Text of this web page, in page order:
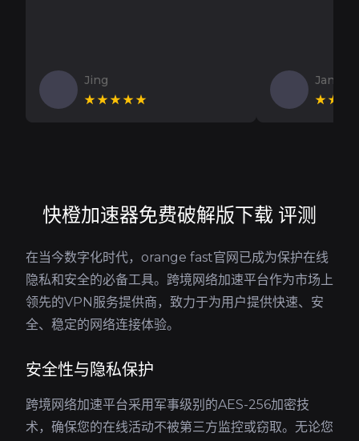
Jing
★★★★★
Jan V
快橙加速器免费破解版下载 评测
在当今数字化时代，orange fast官网已成为保护在线
隐私和安全的必备工具。跨境网络加速平台作为市场上
领先的VPN服务提供商，致力于为用户提供快速、安
全、稳定的网络连接体验。
安全性与隐私保护
跨境网络加速平台采用军事级别的AES-256加密技
术，确保您的在线活动不被第三方监控或窃取。无论您